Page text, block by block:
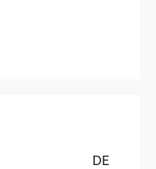
DE